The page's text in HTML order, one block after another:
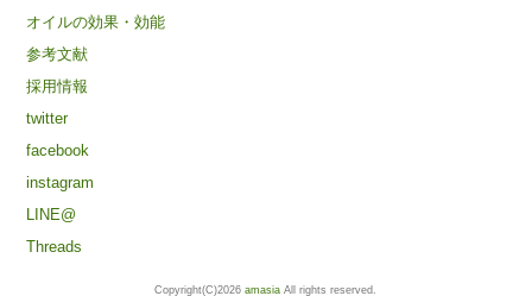
オイルの効果・効能
参考文献
採用情報
twitter
facebook
instagram
LINE@
Threads
Copyright(C)2026amasia All rights reserved.